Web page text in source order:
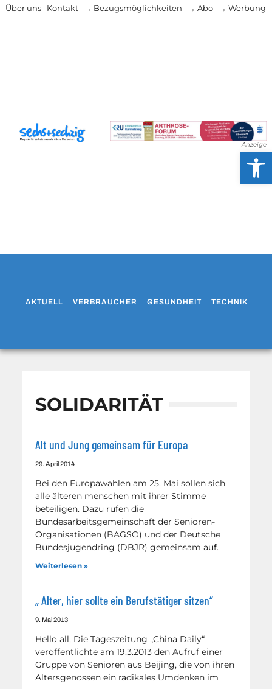
Über uns Kontakt → Bezugsmöglichkeiten → Abo → Werbung
Anzeige
AKTUELL VERBRAUCHER GESUNDHEIT TECHNIK
SOLIDARITÄT
Alt und Jung gemeinsam für Europa
29. April 2014
Bei den Europawahlen am 25. Mai sollen sich
alle älteren menschen mit ihrer Stimme
beteiligen. Dazu rufen die
Bundesarbeitsgemeinschaft der Senioren-
Organisationen (BAGSO) und der Deutsche
Bundesjugendring (DBJR) gemeinsam auf.
Weiterlesen »
„ Alter, hier sollte ein Berufstätiger sitzen“
9. Mai 2013
Hello all, Die Tageszeitung „China Daily“
veröffentlichte am 19.3.2013 den Aufruf einer
Gruppe von Senioren aus Beijing, die von ihren
Altersgenossen ein radikales Umdenken im